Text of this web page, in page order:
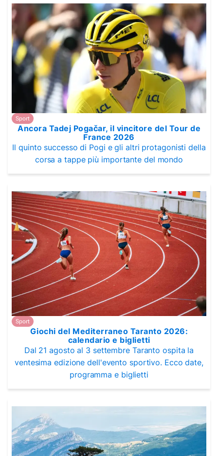
Sport
Ancora Tadej Pogačar, il vincitore del Tour de
France 2026
Il quinto successo di Pogi e gli altri protagonisti della
corsa a tappe più importante del mondo
Sport
Giochi del Mediterraneo Taranto 2026:
calendario e biglietti
Dal 21 agosto al 3 settembre Taranto ospita la
ventesima edizione dell'evento sportivo. Ecco date,
programma e biglietti